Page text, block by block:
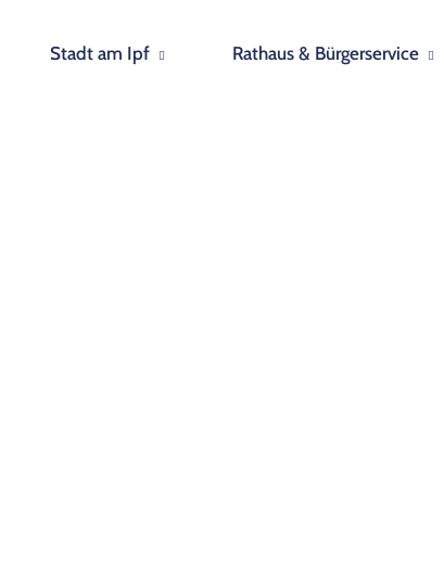
Stadt am Ipf Rathaus & Bürgerservice